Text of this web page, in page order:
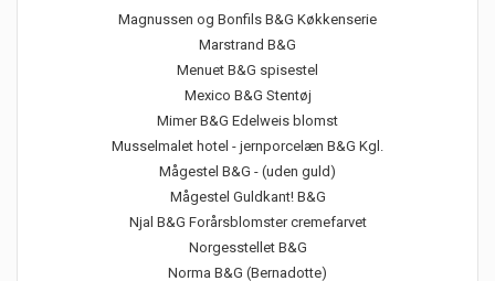
Magnussen og Bonfils B&G Køkkenserie
Marstrand B&G
Menuet B&G spisestel
Mexico B&G Stentøj
Mimer B&G Edelweis blomst
Musselmalet hotel - jernporcelæn B&G Kgl.
Mågestel B&G - (uden guld)
Mågestel Guldkant! B&G
Njal B&G Forårsblomster cremefarvet
Norgesstellet B&G
Norma B&G (Bernadotte)